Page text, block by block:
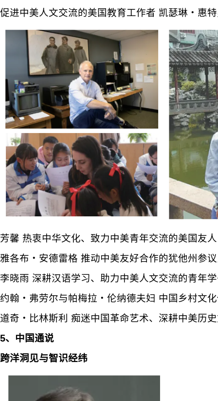
促进中美人文交流的美国教育工作者 凯瑟琳・惠
芳馨 热衷中华文化、致力中美青年交流的美国友人
雅各布・安德雷格 推动中美友好合作的犹他州参
李晓雨 深耕汉语学习、助力中美人文交流的青年
约翰・弗劳尔与帕梅拉・伦纳德夫妇 中国乡村文
道奇・比林斯利 痴迷中国革命艺术、深耕中美历
5、中国通说
跨洋洞见与智识经纬